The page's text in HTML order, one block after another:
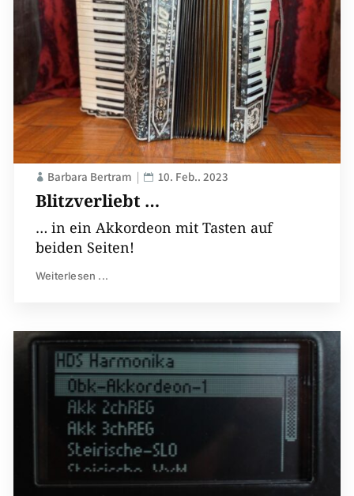
Blitzverliebt …
Barbara Bertram 10. Feb.. 2023
… in ein Akkordeon mit Tasten auf
beiden Seiten!
Weiterlesen ...